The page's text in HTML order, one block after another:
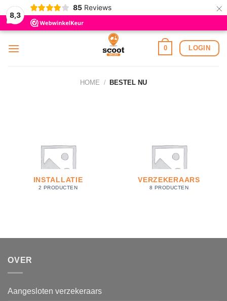
8,3
85 Reviews ×
naar
0 LOGIN
HOME / BESTEL NU
INSTALLATIE
2 PRODUCTEN
VERZEKERAARS
8 PRODUCTEN
OVER
Aangesloten verzekeraars